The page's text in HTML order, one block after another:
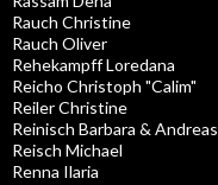
Rauch Christine
Rauch Oliver
Rehekampff Loredana
Reicho Christoph "Calim"
Reiler Christine
Reinisch Barbara & Andreas
Reisch Michael
Renna Ilaria